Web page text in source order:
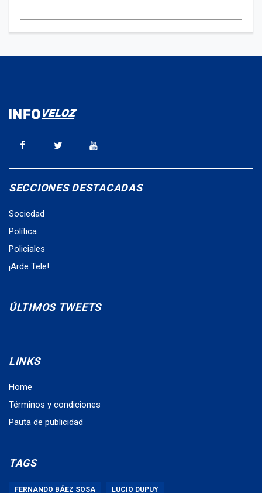
SECCIONES DESTACADAS
Sociedad
Política
Policiales
¡Arde Tele!
ÚLTIMOS TWEETS
LINKS
Home
Términos y condiciones
Pauta de publicidad
TAGS
FERNANDO BÁEZ SOSA LUCIO DUPUY